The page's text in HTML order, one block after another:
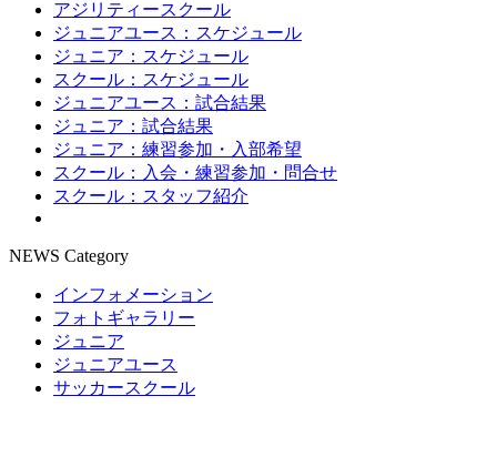
アジリティースクール
ジュニアユース：スケジュール
ジュニア：スケジュール
スクール：スケジュール
ジュニアユース：試合結果
ジュニア：試合結果
ジュニア：練習参加・入部希望
スクール：入会・練習参加・問合せ
スクール：スタッフ紹介
NEWS Category
インフォメーション
フォトギャラリー
ジュニア
ジュニアユース
サッカースクール